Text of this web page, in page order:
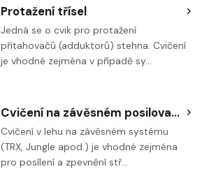
Protažení třísel
Jedná se o cvik pro protažení
přitahovačů (adduktorů) stehna. Cvičení
je vhodné zejména v případě sy…
Cvičení na závěsném posilovacím systému - zvedání pánve
Cvičení v lehu na závěsném systému
(TRX, Jungle apod.) je vhodné zejména
pro posílení a zpevnění stř…